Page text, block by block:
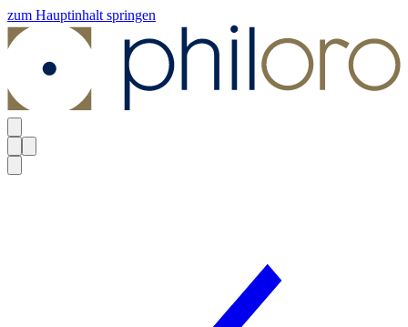
zum Hauptinhalt springen